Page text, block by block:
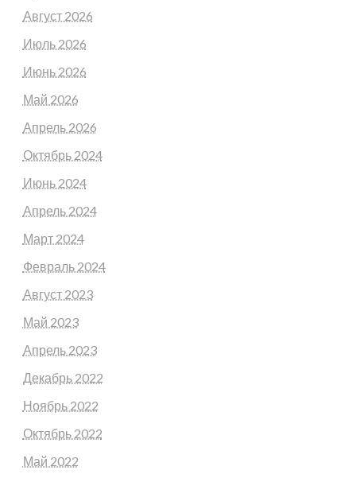
Август 2026
Июль 2026
Июнь 2026
Май 2026
Апрель 2026
Октябрь 2024
Июнь 2024
Апрель 2024
Март 2024
Февраль 2024
Август 2023
Май 2023
Апрель 2023
Декабрь 2022
Ноябрь 2022
Октябрь 2022
Май 2022